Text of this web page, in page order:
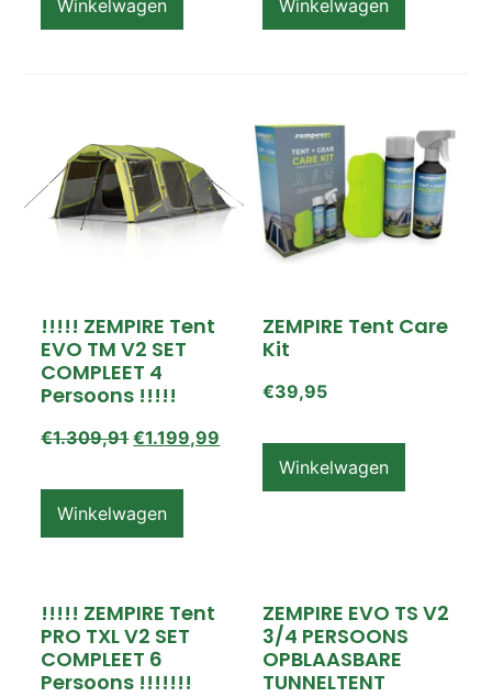
Winkelwagen Winkelwagen
!!!!! ZEMPIRE Tent
EVO TM V2 SET
COMPLEET 4
Persoons !!!!!
€1.309,91 €1.199,99
Winkelwagen
ZEMPIRE Tent Care
Kit
€39,95
Winkelwagen
!!!!! ZEMPIRE Tent
PRO TXL V2 SET
COMPLEET 6
Persoons !!!!!!!
ZEMPIRE EVO TS V2
3/4 PERSOONS
OPBLAASBARE
TUNNELTENT